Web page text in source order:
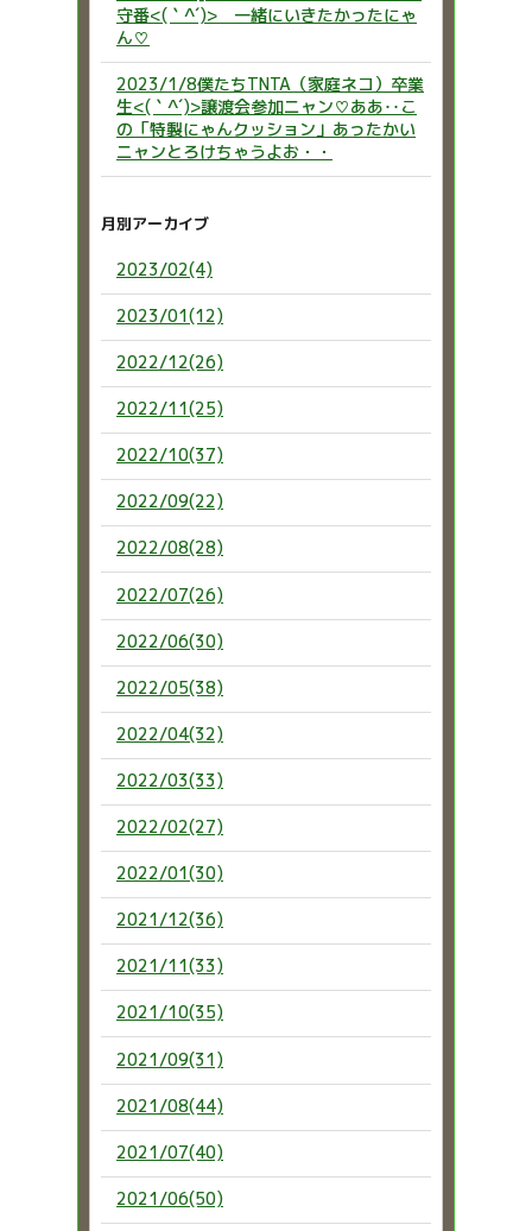
守番<(｀^´)> 一緒にいきたかったにゃ
ん♡
2023/1/8僕たちTNTA（家庭ネコ）卒業
生<(｀^´)>譲渡会参加ニャン♡ああ‥こ
の「特製にゃんクッション」あったかい
ニャンとろけちゃうよお・・
月別アーカイブ
2023/02(4)
2023/01(12)
2022/12(26)
2022/11(25)
2022/10(37)
2022/09(22)
2022/08(28)
2022/07(26)
2022/06(30)
2022/05(38)
2022/04(32)
2022/03(33)
2022/02(27)
2022/01(30)
2021/12(36)
2021/11(33)
2021/10(35)
2021/09(31)
2021/08(44)
2021/07(40)
2021/06(50)